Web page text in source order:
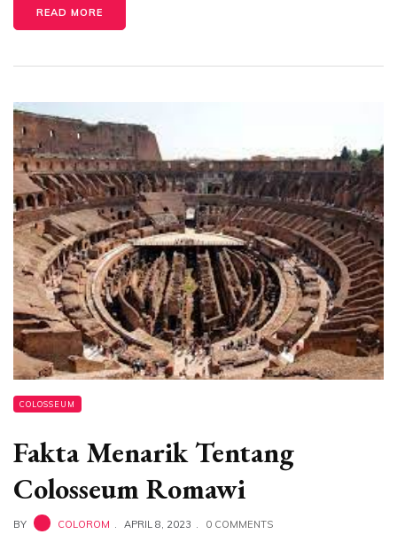
READ MORE
COLOSSEUM
Fakta Menarik Tentang
Colosseum Romawi
BY COLOROM APRIL 8, 2023 0 COMMENTS